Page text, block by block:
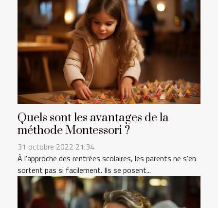
Quels sont les avantages de la
méthode Montessori ?
31 octobre 2022 21:34
À l'approche des rentrées scolaires, les parents ne s'en
sortent pas si facilement. Ils se posent...